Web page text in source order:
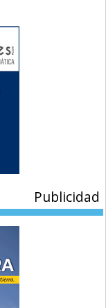
Publicidad